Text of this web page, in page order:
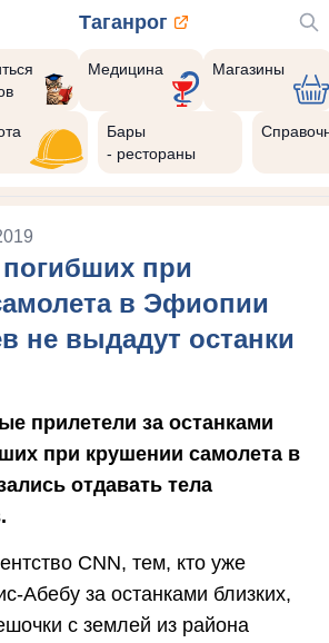
Таганрог
Медицина Магазины
Бары
- рестораны
при
в Эфиопии
не выдадут останки
прилетели за останками
при крушении самолета в
отдавать тела
CNN, тем, кто уже
Абебу за останками близких,
с землей из района